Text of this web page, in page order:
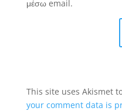
μέσω email.
This site uses Akismet
your comment data is